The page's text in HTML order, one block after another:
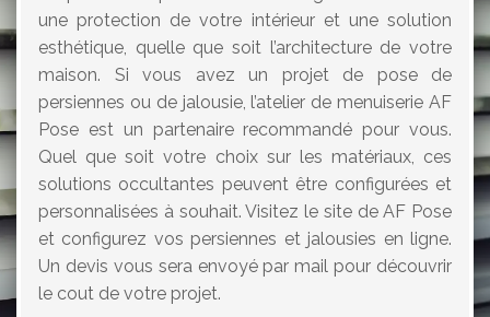
une protection de votre intérieur et une solution
esthétique, quelle que soit l’architecture de votre
maison. Si vous avez un projet de pose de
persiennes ou de jalousie, l’atelier de menuiserie AF
Pose est un partenaire recommandé pour vous.
Quel que soit votre choix sur les matériaux, ces
solutions occultantes peuvent être configurées et
personnalisées à souhait. Visitez le site de AF Pose
et configurez vos persiennes et jalousies en ligne.
Un devis vous sera envoyé par mail pour découvrir
le cout de votre projet.